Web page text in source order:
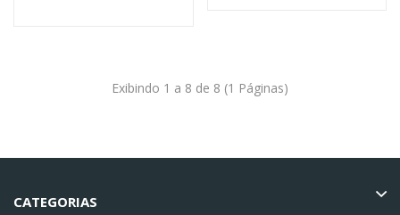
Exibindo 1 a 8 de 8 (1 Páginas)
CATEGORIAS